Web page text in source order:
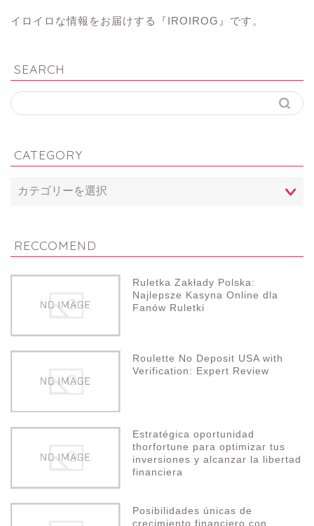
イロイロな情報をお届けする『IROIROG』です。
SEARCH
CATEGORY
RECCOMEND
Ruletka Zakłady Polska:
Najlepsze Kasyna Online dla
Fanów Ruletki
Roulette No Deposit USA with
Verification: Expert Review
Estratégica oportunidad
thorfortune para optimizar tus
inversiones y alcanzar la libertad
financiera
Posibilidades únicas de
crecimiento financiero con